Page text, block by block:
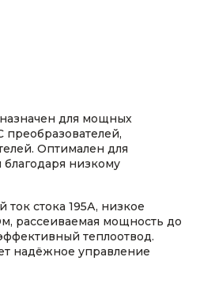
для мощных
преобразователей,
Оптимален для
низкому
стока 195А, низкое
рассеиваемая мощность до
теплоотвод.
надёжное управление